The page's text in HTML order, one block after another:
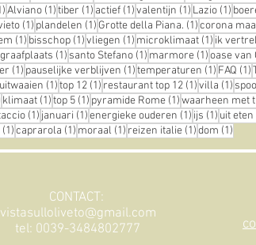
1 post
Alviano (1)1 post
tiber (1) 1 post
actief (1)1 post
valentijn (1) 1 post
Lazio (1) 1
(1) 1 post
plandelen (1) 1 post
Grotte della Piana. (1)1 post
corona
(1) 1 post
bisschop (1)1 post
vliegen (1) 1 post
microklimaat (1) 1 post
ik
(1) 1 post
santo Stefano (1) 1 post
marmore (1)1 post
oase van
(1) 1 post
pauselijke verblijven (1)1 post
temperaturen (1) 1 post
FAQ (1)
1 post
uitwaaien (1)1 post
top 12 (1) 1 post
restaurant top 12 (1)1 post
villa (1) 1
1 post
klimaat (1)1 post
top 5 (1) 1 post
pyramide Rome (1)1 post
waarheen met
(1) 1 post
januari (1)1 post
energieke ouderen (1) 1 post
ijs (1) 1 post
uit eten
(1)1 post
caprarola (1) 1 post
moraal (1) 1 post
reizen italie (1)1 post
dom (1)
CONTACT:
vistasulloliveto@gmail.com
tel: 0039-3484802777